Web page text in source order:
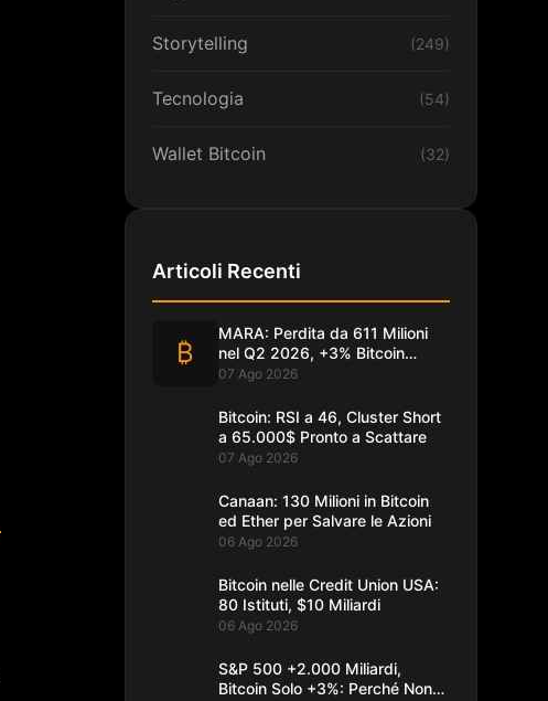
Storytelling (249)
Tecnologia (54)
Wallet Bitcoin (32)
Articoli Recenti
₿
MARA: Perdita da 611 Milioni
nel Q2 2026, +3% Bitcoin
Minati
07 Ago 2026
Bitcoin: RSI a 46, Cluster Short
a 65.000$ Pronto a Scattare
07 Ago 2026
Canaan: 130 Milioni in Bitcoin
ed Ether per Salvare le Azioni
06 Ago 2026
Bitcoin nelle Credit Union USA:
80 Istituti, $10 Miliardi
06 Ago 2026
S&P 500 +2.000 Miliardi,
Bitcoin Solo +3%: Perché Non